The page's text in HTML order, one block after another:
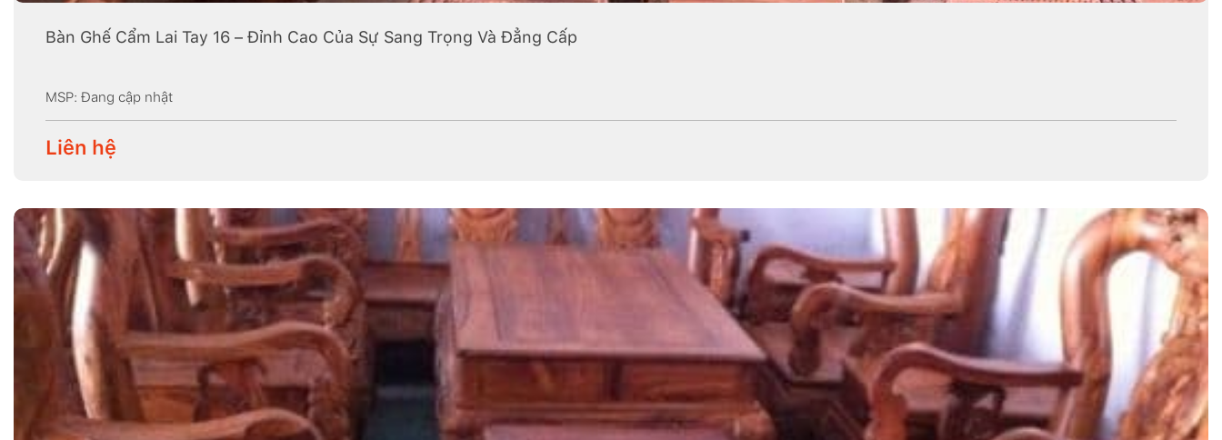
Bàn Ghế Cẩm Lai Tay 16 – Đỉnh Cao Của Sự Sang Trọng Và Đẳng Cấp
MSP: Đang cập nhật
Liên hệ